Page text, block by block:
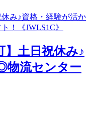
】土日祝休み♪
物流センター